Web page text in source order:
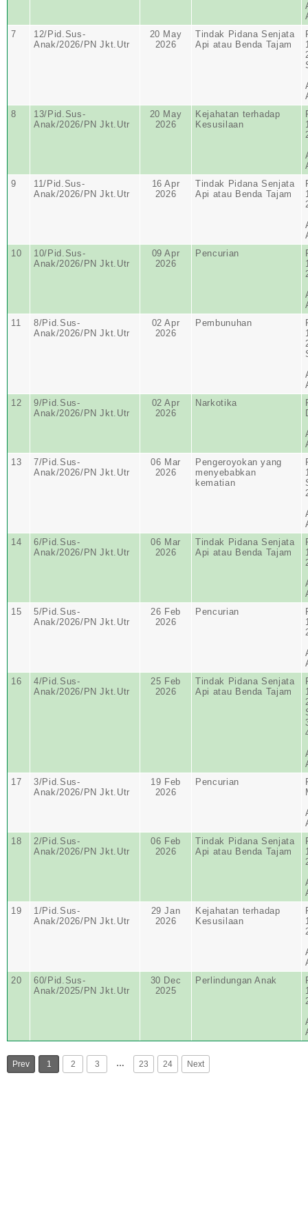
7
12/Pid.Sus-
Anak/2026/PN Jkt.Utr
20 May
2026
Tindak Pidana Senjata
Api atau Benda Tajam
8
13/Pid.Sus-
Anak/2026/PN Jkt.Utr
20 May
2026
Kejahatan terhadap
Kesusilaan
9
11/Pid.Sus-
Anak/2026/PN Jkt.Utr
16 Apr
2026
Tindak Pidana Senjata
Api atau Benda Tajam
10
10/Pid.Sus-
Anak/2026/PN Jkt.Utr
09 Apr
2026
Pencurian
11
8/Pid.Sus-
Anak/2026/PN Jkt.Utr
02 Apr
2026
Pembunuhan
12
9/Pid.Sus-
Anak/2026/PN Jkt.Utr
02 Apr
2026
Narkotika
13
7/Pid.Sus-
Anak/2026/PN Jkt.Utr
06 Mar
2026
Pengeroyokan yang
menyebabkan
kematian
14
6/Pid.Sus-
Anak/2026/PN Jkt.Utr
06 Mar
2026
Tindak Pidana Senjata
Api atau Benda Tajam
15
5/Pid.Sus-
Anak/2026/PN Jkt.Utr
26 Feb
2026
Pencurian
16
4/Pid.Sus-
Anak/2026/PN Jkt.Utr
25 Feb
2026
Tindak Pidana Senjata
Api atau Benda Tajam
17
3/Pid.Sus-
Anak/2026/PN Jkt.Utr
19 Feb
2026
Pencurian
18
2/Pid.Sus-
Anak/2026/PN Jkt.Utr
06 Feb
2026
Tindak Pidana Senjata
Api atau Benda Tajam
19
1/Pid.Sus-
Anak/2026/PN Jkt.Utr
29 Jan
2026
Kejahatan terhadap
Kesusilaan
20
60/Pid.Sus-
Anak/2025/PN Jkt.Utr
30 Dec
2025
Perlindungan Anak
Prev 1 2 3 … 23 24 Next